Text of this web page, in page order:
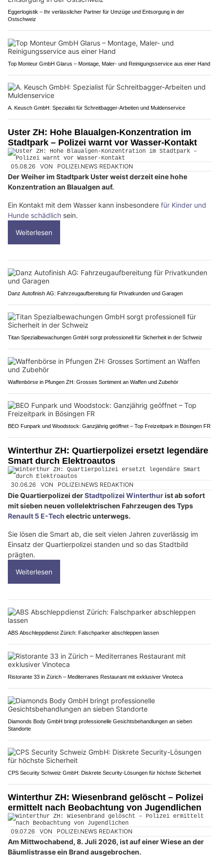
Eggerlogistik – Ihr verlässlicher Partner für Umzüge und Entsorgung in der
Ostschweiz
Top Monteur GmbH Glarus – Montage, Maler- und Reinigungsservice aus einer Hand
A. Keusch GmbH: Spezialist für Schreitbagger-Arbeiten und Muldenservice
Uster ZH: Hohe Blaualgen-Konzentration im
Stadtpark – Polizei warnt vor Wasser-Kontakt
05.08.26 VON POLIZEI.NEWS REDAKTION
Der Weiher im Stadtpark Uster weist derzeit eine hohe
Konzentration an Blaualgen auf.
Ein Kontakt mit dem Wasser kann insbesondere für Kinder und
Hunde schädlich sein.
Weiterlesen
Danz Autofinish AG: Fahrzeugaufbereitung für Privatkunden und Garagen
Titan Spezialbewachungen GmbH sorgt professionell für Sicherheit in der Schweiz
Waffenbörse in Pfungen ZH: Grosses Sortiment an Waffen und Zubehör
BEO Funpark und Woodstock: Ganzjährig geöffnet – Top Freizeitpark in Bösingen FR
Winterthur ZH: Quartierpolizei ersetzt legendäre
Smart durch Elektroautos
30.06.26 VON POLIZEI.NEWS REDAKTION
Die Quartierpolizei derStadtpolizei Winterthurist ab sofort
mit sieben neuen vollelektrischen Fahrzeugen des Typs
Renault 5 E-Tech electric unterwegs.
Sie lösen die Smart ab, die seit vielen Jahren zuverlässig im
Einsatz der Quartierpolizei standen und so das Stadtbild
prägten.
Weiterlesen
ABS Abschleppdienst Zürich: Falschparker abschleppen lassen
Ristorante 33 in Zürich – Mediterranes Restaurant mit exklusiver Vinoteca
Diamonds Body GmbH bringt professionelle Gesichtsbehandlungen an sieben
Standorte
CPS Security Schweiz GmbH: Diskrete Security-Lösungen für höchste Sicherheit
Winterthur ZH: Wiesenbrand gelöscht – Polizei
ermittelt nach Beobachtung von Jugendlichen
09.07.26 VON POLIZEI.NEWS REDAKTION
Am Mittwochabend, 8. Juli 2026, ist auf einer Wiese an der
Bäumlistrasse ein Brand ausgebrochen.